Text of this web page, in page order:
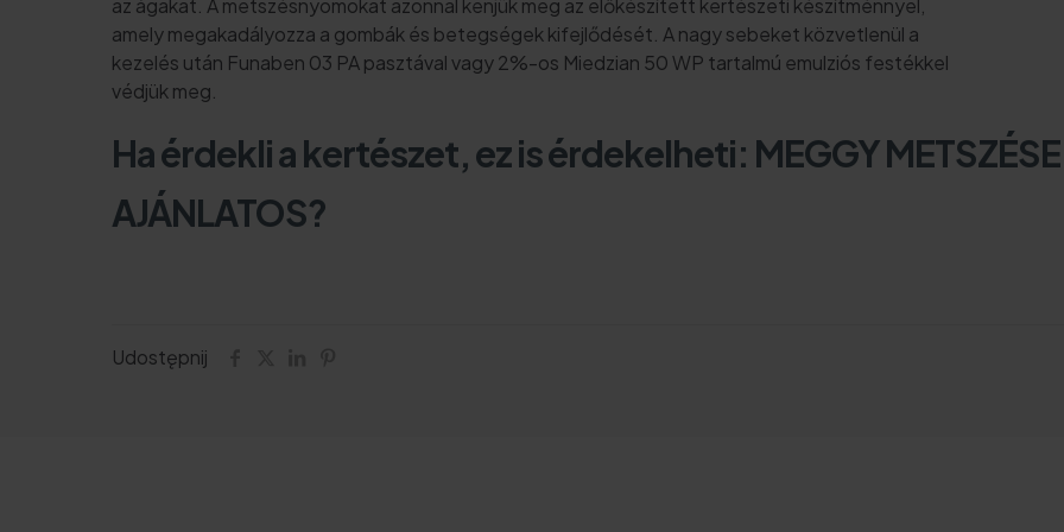
amely megakadályozza a gombák és betegségek kifejlődését. A nagy sebeket közvetlenül a
kezelés után Funaben 03 PA pasztával vagy 2%-os Miedzian 50 WP tartalmú emulziós festékkel
védjük meg.
Ha érdekli a kertészet, ez is érdekelheti: MEGGY
AJÁNLATOS?
Udostępnij